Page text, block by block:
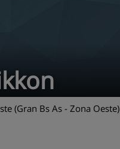
(Gran Bs As - Zona Oeste)